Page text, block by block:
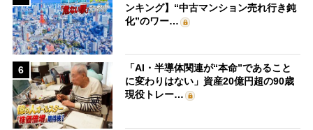
ンキング】“中古マンション売れ行き鈍
化”のワー…
6
「AI・半導体関連が“本命”であること
に変わりはない」資産20億円超の90歳
現役トレー…